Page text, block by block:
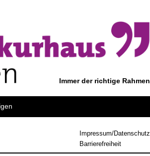
Immer der richtige Rahmen
Impressum/Datenschutz
Barrierefreiheit